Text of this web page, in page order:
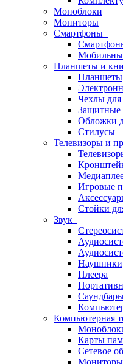
Моноблоки
Мониторы
Смартфоны
Планшеты и
Планшеты
Чехлы
Защитные
Обложки
Стилусы
Телевизоры и
Игровые
Стойки
Звук
Наушники
Плеера
Компьютерная
Карты
Сетевое
Мониторы